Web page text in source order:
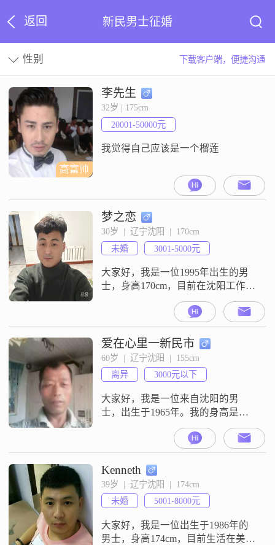
返回 新民男士征婚
性别 下载客户端，便捷沟通
高富帅
李先生
32岁 | 175cm
20001-50000元
我觉得自己应该是一个榴莲
梦之恋
30岁  |  辽宁沈阳  |  170cm
未婚
3001-5000元
大家好，我是一位1995年出生的男
士，身高170cm，目前在沈阳工作
##3002##我的月收入在3001到5000
元之间，虽然不算特别高，但也能
保证基本的生活需求##3002##我学
历是中专，可能在一些人眼里不算
高，但我相信能力比学历更重要
##3002##我性格随和，容易相处，
不喜欢与人计较##3002##我认为家
庭是
爱在心里一新民市
60岁  |  辽宁沈阳  |  155cm
离异
3000元以下
大家好，我是一位来自沈阳的男
士，出生于1965年。我的身高是
155cm，可能在人群中不是特别显
眼，但我相信，一个人的魅力不仅
仅在于外在。我目前的工作收入在
3000元以下，虽然不算高薪，但我
满足于现在的生活状态，知足常
乐。我没有太多的华丽辞藻，但我
有一颗真诚的心，我始终相信，诚
实和信任是建立任何关系的基础。
我性格稳重可靠
Kenneth
39岁  |  辽宁沈阳  |  174cm
未婚
5001-8000元
大家好，我是一位出生于1986年的
男士，身高174cm，目前生活在美丽